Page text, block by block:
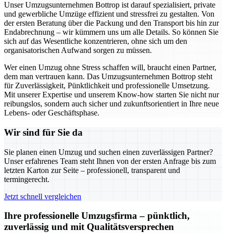
Unser Umzugsunternehmen Bottrop ist darauf spezialisiert, private
und gewerbliche Umzüge effizient und stressfrei zu gestalten. Von
der ersten Beratung über die Packung und den Transport bis hin zur
Endabrechnung – wir kümmern uns um alle Details. So können Sie
sich auf das Wesentliche konzentrieren, ohne sich um den
organisatorischen Aufwand sorgen zu müssen.
Wer einen Umzug ohne Stress schaffen will, braucht einen Partner,
dem man vertrauen kann. Das Umzugsunternehmen Bottrop steht
für Zuverlässigkeit, Pünktlichkeit und professionelle Umsetzung.
Mit unserer Expertise und unserem Know-how starten Sie nicht nur
reibungslos, sondern auch sicher und zukunftsorientiert in Ihre neue
Lebens- oder Geschäftsphase.
Wir sind für Sie da
Sie planen einen Umzug und suchen einen zuverlässigen Partner?
Unser erfahrenes Team steht Ihnen von der ersten Anfrage bis zum
letzten Karton zur Seite – professionell, transparent und
termingerecht.
Jetzt schnell vergleichen
Ihre professionelle Umzugsfirma – pünktlich,
zuverlässig und mit Qualitätsversprechen